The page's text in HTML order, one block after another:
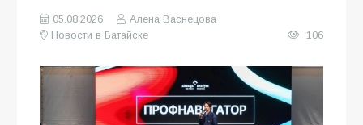
05.08.2026
Алена Васнецова
Новости в Батайске
106